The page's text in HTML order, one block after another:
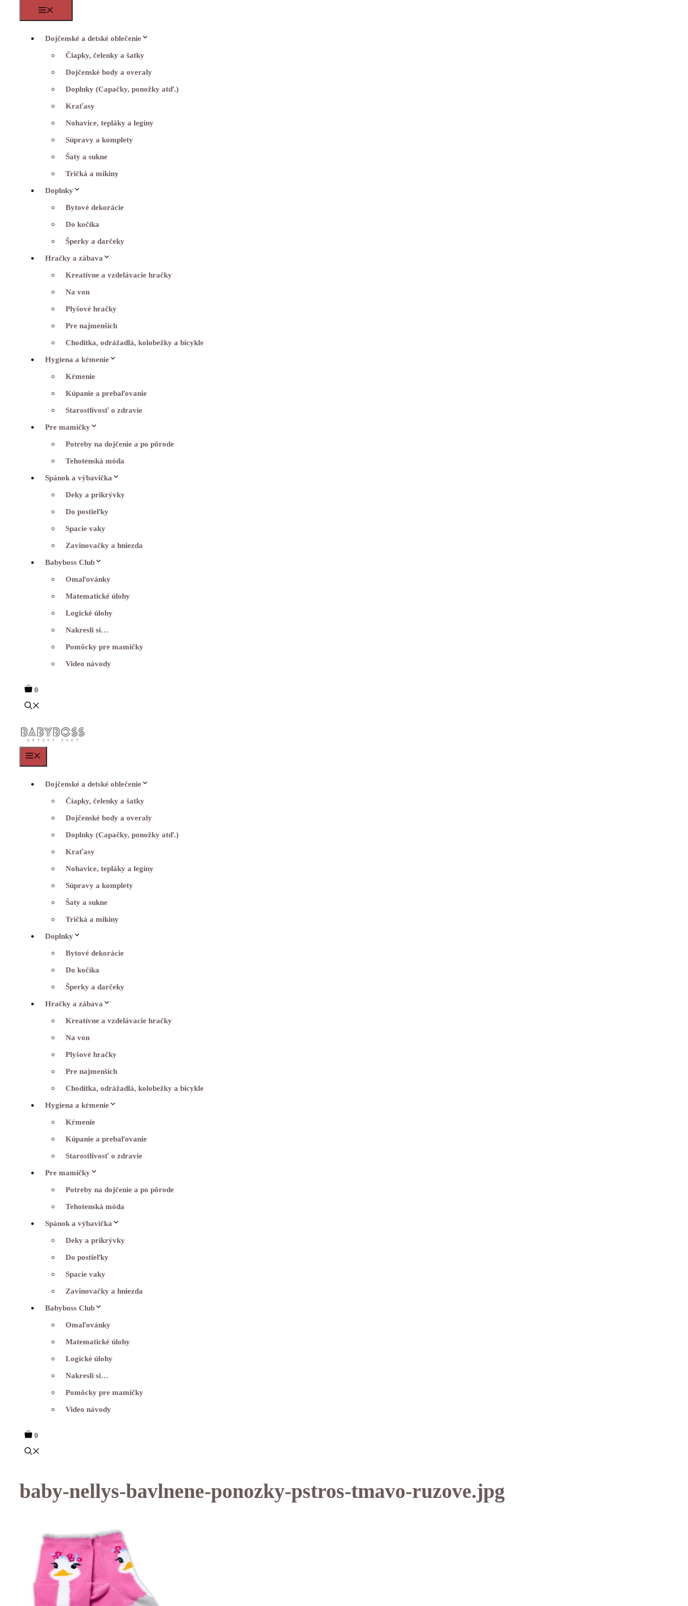
Dojčenské a detské oblečenie
Čiapky, čelenky a šatky
Dojčenské body a overaly
Doplnky (Capačky, ponožky atď.)
Kraťasy
Nohavice, tepláky a legíny
Súpravy a komplety
Šaty a sukne
Tričká a mikiny
Doplnky
Bytové dekorácie
Do kočíka
Šperky a darčeky
Hračky a zábava
Kreatívne a vzdelávacie hračky
Na von
Plyšové hračky
Pre najmenších
Chodítka, odrážadlá, kolobežky a bicykle
Hygiena a kŕmenie
Kŕmenie
Kúpanie a prebaľovanie
Starostlivosť o zdravie
Pre mamičky
Potreby na dojčenie a po pôrode
Tehotenská móda
Spánok a výbavička
Deky a prikrývky
Do postieľky
Spacie vaky
Zavinovačky a hniezda
Babyboss Club
Omaľovánky
Matematické úlohy
Logické úlohy
Nakresli si…
Pomôcky pre mamičky
Video návody
0
Dojčenské a detské oblečenie
Čiapky, čelenky a šatky
Dojčenské body a overaly
Doplnky (Capačky, ponožky atď.)
Kraťasy
Nohavice, tepláky a legíny
Súpravy a komplety
Šaty a sukne
Tričká a mikiny
Doplnky
Bytové dekorácie
Do kočíka
Šperky a darčeky
Hračky a zábava
Kreatívne a vzdelávacie hračky
Na von
Plyšové hračky
Pre najmenších
Chodítka, odrážadlá, kolobežky a bicykle
Hygiena a kŕmenie
Kŕmenie
Kúpanie a prebaľovanie
Starostlivosť o zdravie
Pre mamičky
Potreby na dojčenie a po pôrode
Tehotenská móda
Spánok a výbavička
Deky a prikrývky
Do postieľky
Spacie vaky
Zavinovačky a hniezda
Babyboss Club
Omaľovánky
Matematické úlohy
Logické úlohy
Nakresli si…
Pomôcky pre mamičky
Video návody
0
baby-nellys-bavlnene-ponozky-pstros-tmavo-ruzove.jpg